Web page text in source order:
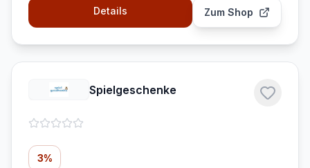
Details Zum Shop
Spielgeschenke
3%